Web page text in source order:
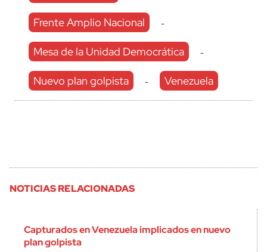
Frente Amplio Nacional -
Mesa de la Unidad Democrática -
Nuevo plan golpista - Venezuela
NOTICIAS RELACIONADAS
Capturados en Venezuela implicados en nuevo
plan golpista